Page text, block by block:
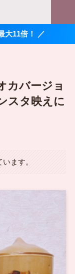
カバージョ
スタ映えに
ます。